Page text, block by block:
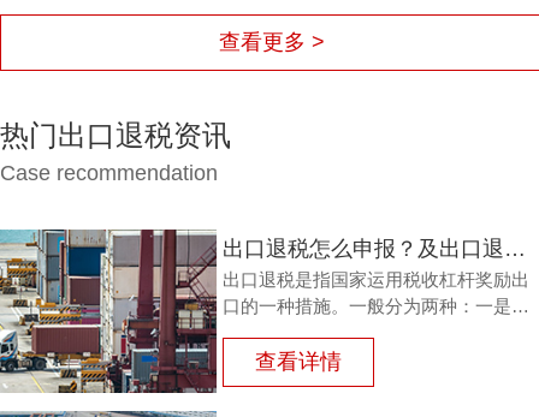
查看更多 >
热门出口退税资讯
Case recommendation
出口退税怎么申报？及出口退税怎么进行填写增值税申报表?
出口退税是指国家运用税收杠杆奖励出
口的一种措施。一般分为两种：一是退
或半成品，加工制成产品出口时，退还
其已纳的进口税。
查看详情